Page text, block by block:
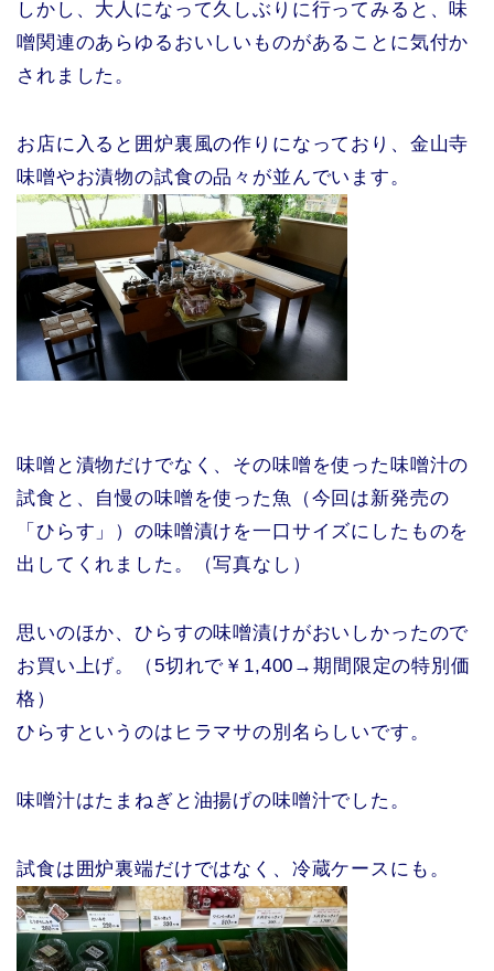
しかし、大人になって久しぶりに行ってみると、味
噌関連のあらゆるおいしいものがあることに気付か
されました。
お店に入ると囲炉裏風の作りになっており、金山寺
味噌やお漬物の試食の品々が並んでいます。
味噌と漬物だけでなく、その味噌を使った味噌汁の
試食と、自慢の味噌を使った魚（今回は新発売の
「ひらす」）の味噌漬けを一口サイズにしたものを
出してくれました。（写真なし）
思いのほか、ひらすの味噌漬けがおいしかったので
お買い上げ。（5切れで￥1,400→期間限定の特別価
格）
ひらすというのはヒラマサの別名らしいです。
味噌汁はたまねぎと油揚げの味噌汁でした。
試食は囲炉裏端だけではなく、冷蔵ケースにも。